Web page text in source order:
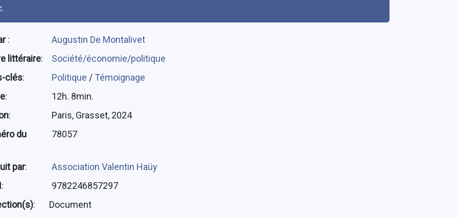
:
Augustin De Montalivet
littéraire:
Société/économie/politique
clés: Politique / Témoignage
:
12h. 8min.
:
Paris, Grasset, 2024
du
78057
par:
Association Valentin Haüy
:
9782246857297
: Document